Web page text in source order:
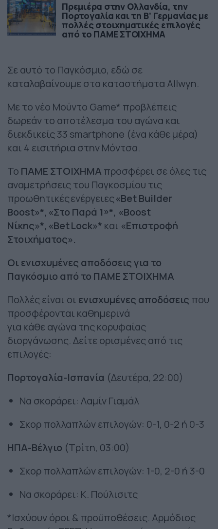
Πρεμιέρα στην Ολλανδία, την
Πορτογαλία και τη Β’ Γερμανίας με
πολλές στοιχηματικές επιλογές
από το ΠΑΜΕ ΣΤΟΙΧΗΜΑ
Σε αυτό το Παγκόσμιο, εδώ σε
καταλαβαίνουμε στα καταστήματα Allwyn.
Mε το νέο Μούντο Game* προβλέπεις
δωρεάν το αποτέλεσμα του αγώνα και
διεκδικείς 33 smartphone (ένα κάθε μέρα)
και 4 εισιτήρια στην Μόντσα.
Το ΠΑΜΕ ΣΤΟΙΧΗΜΑ προσφέρει σε όλες τις
αναμετρήσεις του Παγκοσμίου τις
προωθητικές ενέργειες«Βet Builder
Boost»*, «Στο Παρά 1»*, «Βοοst
Νίκης»*, «ΒetLock»* και «Επιστροφή
Στοιχήματος».
Οι ενισχυμένες αποδόσεις για το
Παγκόσμιο από το ΠΑΜΕ ΣΤΟΙΧΗΜΑ
Πολλές είναι οι ενισχυμένες αποδόσεις που
προσφέρονται καθημερινά
για κάθε αγώνα της κορυφαίας
διοργάνωσης. Δείτε ορισμένες από τις
επιλογές:
Πορτογαλία-Ισπανία (Δευτέρα, 22:00)
Nα σκοράρει: Λαμίν Γιαμάλ
Σκορ πολλαπλών επιλογών: 0-1, 0-2 ή 0-3
ΗΠΑ-Βέλγιο (Τρίτη, 03:00)
Σκορ πολλαπλών επιλογών: 1-0, 2-0 ή 3-0
Να σκοράρει: K. Πούλισιτς
*Ισχύουν όροι & προϋποθέσεις. Αρμόδιος